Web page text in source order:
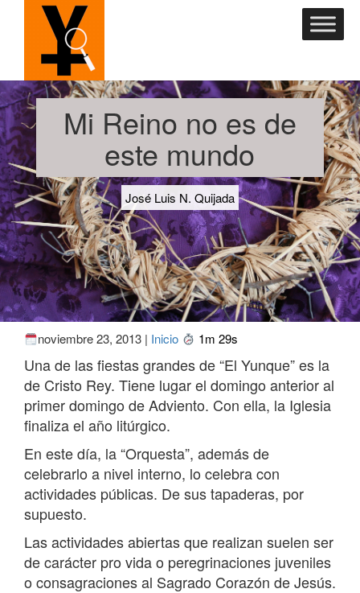
Mi Reino no es de
este mundo
José Luis N. Quijada
noviembre 23, 2013 | Inicio 1m 29s
Una de las fiestas grandes de “El Yunque” es la
de Cristo Rey. Tiene lugar el domingo anterior al
primer domingo de Adviento. Con ella, la Iglesia
finaliza el año litúrgico.
En este día, la “Orquesta”, además de
celebrarlo a nivel interno, lo celebra con
actividades públicas. De sus tapaderas, por
supuesto.
Las actividades abiertas que realizan suelen ser
de carácter pro vida o peregrinaciones juveniles
o consagraciones al Sagrado Corazón de Jesús.